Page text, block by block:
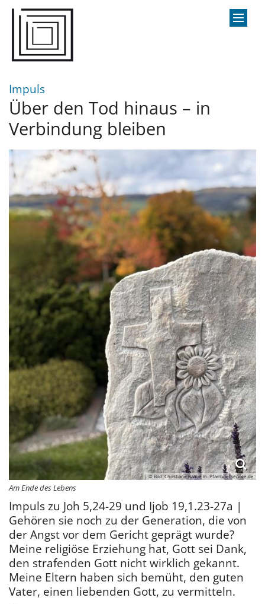
Zum Inhalt springen
Impuls:
Über den Tod hinaus – in
Verbindung bleiben
© Bild: Christiane Raabe In: Pfarrbriefservice.de
Am Ende des Lebens
Impuls zu Joh 5,24-29 und Ijob 19,1.23-27a |
Gehören sie noch zu der Generation, die von
der Angst vor dem Gericht geprägt wurde?
Meine religiöse Erziehung hat, Gott sei Dank,
den strafenden Gott nicht wirklich gekannt.
Meine Eltern haben sich bemüht, den guten
Vater, einen liebenden Gott, zu vermitteln.